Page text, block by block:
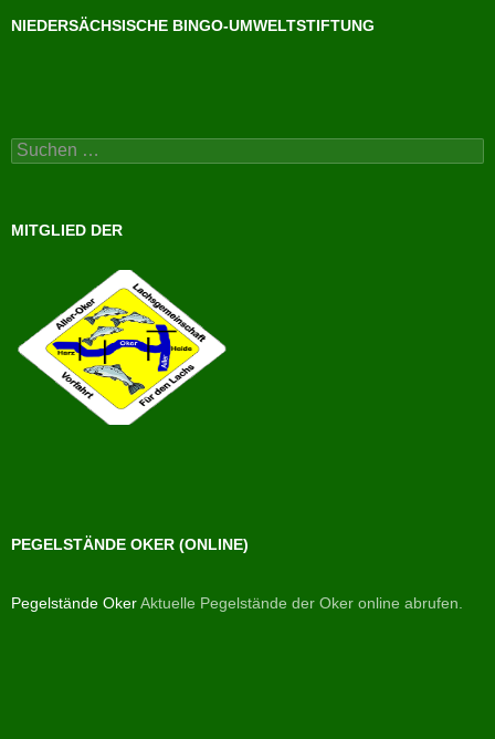
NIEDERSÄCHSISCHE BINGO-UMWELTSTIFTUNG
Suchen
nach:
MITGLIED DER
PEGELSTÄNDE OKER (ONLINE)
Pegelstände OkerAktuelle Pegelstände der Oker online abrufen.